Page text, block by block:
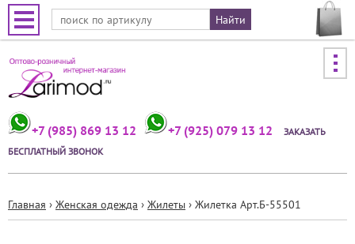
Jump to navigation
+7 (985) 869 13 12 +7 (925) 079 13 12
ЗАКАЗАТЬ
БЕСПЛАТНЫЙ ЗВОНОК
Главная › Женская одежда › Жилеты › Жилетка Арт.Б-55501